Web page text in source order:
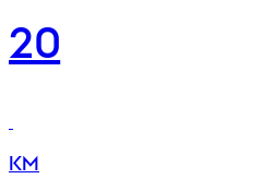
20
KM